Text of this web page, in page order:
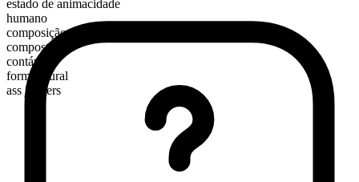
estado de animacidade
humano
composição morfológica
composto
contável
forma plural
ass jabbers